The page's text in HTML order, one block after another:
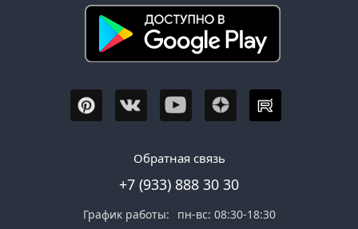
Обратная связь
+7 (933) 888 30 30
График работы: пн-вс: 08:30-18:30